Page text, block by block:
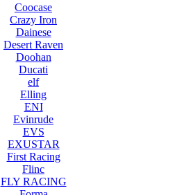
Coocase
Crazy Iron
Dainese
Desert Raven
Doohan
Ducati
elf
Elling
ENI
Evinrude
EVS
EXUSTAR
First Racing
Flinc
FLY RACING